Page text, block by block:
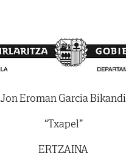
Jon Eroman Garcia Bikandi
“Txapel”
ERTZAINA